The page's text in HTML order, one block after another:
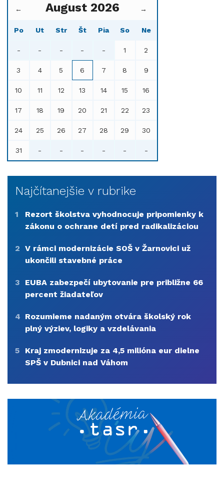
← August 2026 →
Po Ut Str Št Pia So Ne
- - - - - 1 2
3 4 5 6 7 8 9
10 11 12 13 14 15 16
17 18 19 20 21 22 23
24 25 26 27 28 29 30
31 - - - - - -
Najčítanejšie v rubrike
1
Rezort školstva vyhodnocuje pripomienky k
zákonu o ochrane detí pred radikalizáciou
2 V rámci modernizácie SOŠ v Žarnovici už
ukončili stavebné práce
3
EUBA zabezpečí ubytovanie pre približne 66
percent žiadateľov
4 Rozumieme nadaným otvára školský rok
plný výziev, logiky a vzdelávania
5
Kraj zmodernizuje za 4,5 milióna eur dielne
SPŠ v Dubnici nad Váhom